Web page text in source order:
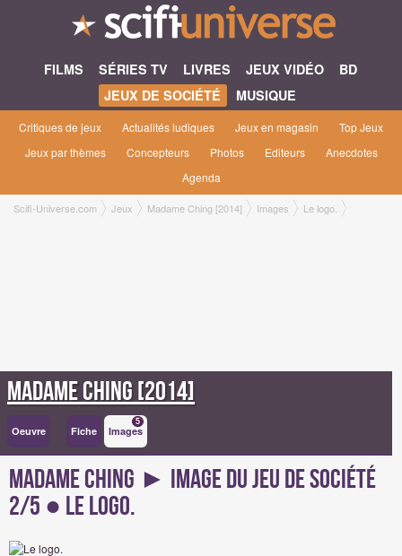
FILMS SÉRIES TV LIVRES JEUX VIDÉO
BD
JEUX DE SOCIÉTÉ
MUSIQUE
Critiques de jeux Actualités ludiques Jeux en magasin
Top Jeux
Jeux par thèmes
Concepteurs Photos Editeurs
Anecdotes
Agenda
Scifi-Universe.com Jeux Madame Ching [2014] Images Le logo.
Madame Ching [2014]
Oeuvre Fiche Images
5
Madame Ching ► Image du Jeu de société
2/5 ● Le logo.